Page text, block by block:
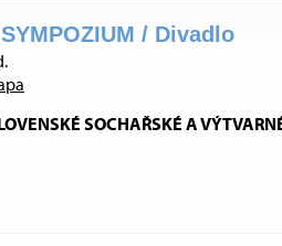
/ Divadlo
SOCHAŘSKÉ A